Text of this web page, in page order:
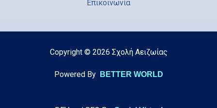
Επικοινωνία
Copyright © 2026 Σχολή Αειζωίας
Powered By BETTER WORLD